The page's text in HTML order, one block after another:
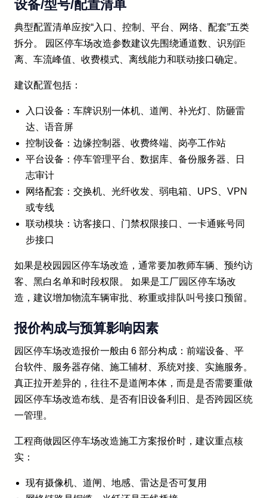
设备/型号/配置清单
典型配置清单应按“入口、控制、平台、网络、配套”五类
拆分。 园区停车场改造参数建议先围绕通道数、识别距
离、车流峰值、收费模式、离线能力和联动接口确定。
建议配置包括：
入口设备：车牌识别一体机、道闸、补光灯、防砸雷
达、语音屏
控制设备：边缘控制器、收费终端、岗亭工作站
平台设备：停车管理平台、数据库、备份服务器、日
志审计
网络配套：交换机、光纤收发、弱电箱、UPS、VPN
或专线
联动模块：访客接口、门禁权限接口、一卡通账号同
步接口
如果是校园园区停车场改造，通常要加教师车辆、预约访
客、黑白名单和时段权限。 如果是工厂园区停车场改
造，建议增加物流车辆审批、称重或排队叫号接口预留。
报价构成与预算影响因素
园区停车场改造报价一般由 6 部分构成：前端设备、平
台软件、服务器存储、施工辅材、系统对接、实施服务。
真正拉开差异的，往往不是道闸本体，而是是否需要重做
园区停车场改造布线、是否有旧设备利旧、是否跨园区统
一管理。
工程商做园区停车场改造施工方案报价时，建议重点核
实：
现有摄像机、道闸、地感、雷达是否可复用